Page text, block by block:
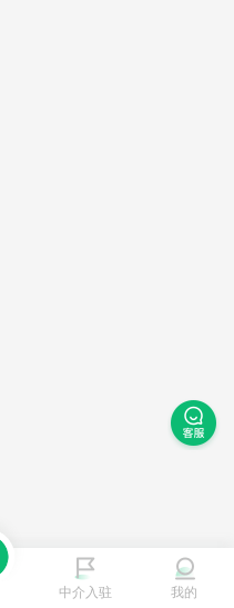
中介入驻 我的